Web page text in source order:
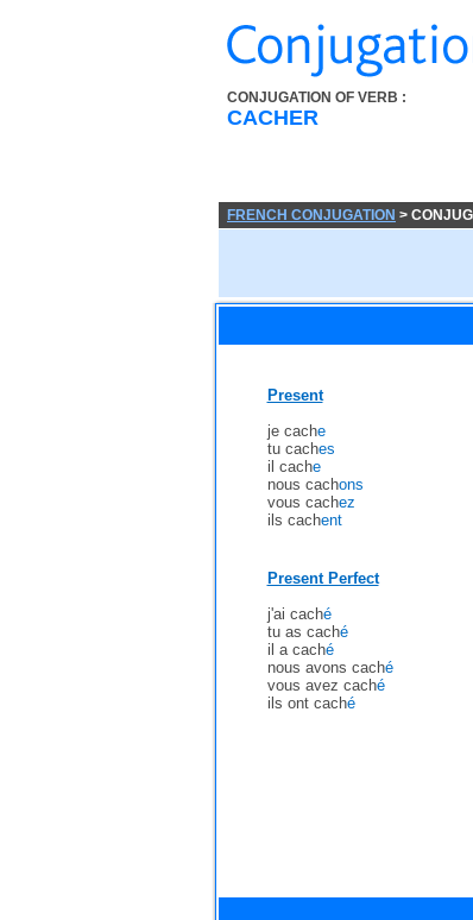
CONJUGATION OF VERB :
CACHER
FRENCH CONJUGATION >
Present
je cache
tu caches
il cache
nous cachons
vous cachez
ils cachent
Present Perfect
j'ai caché
tu as caché
il a caché
nous avons caché
vous avez caché
ils ont caché